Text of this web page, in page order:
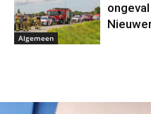
Algemeen